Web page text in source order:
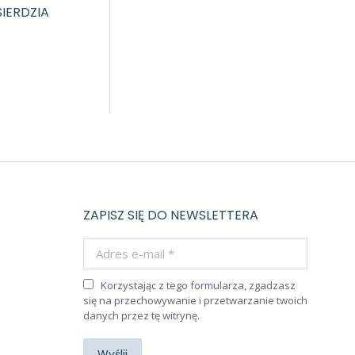
ZAPISZ SIĘ DO NEWSLETTERA
Korzystając z tego formularza, zgadzasz
się na przechowywanie i przetwarzanie twoich
danych przez tę witrynę.